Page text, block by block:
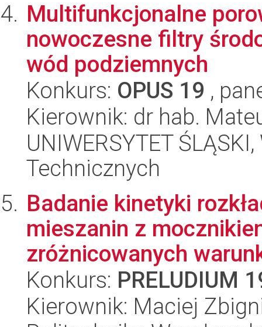
Multifunkcjonalne
nowoczesne filtry
wód podziemnych
Konkurs: OPUS 19 ,
Kierownik: dr hab.
UNIWERSYTET
Technicznych
Badanie kinetyki
mieszanin z
zróżnicowanych
Konkurs: PRELUDIUM
Kierownik: Maciej